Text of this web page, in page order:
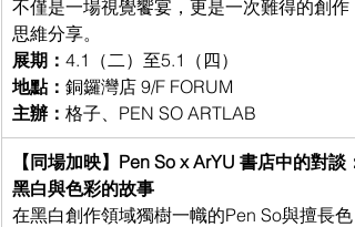
不僅是一場視覺饗宴，更是一次難得的創作
思維分享。
展期： 4.1（二）至5.1（四）
地點： 銅鑼灣店 9/F FORUM
主辦： 格子、PEN SO ARTLAB
【同場加映】Pen So x ArYU 書店中的對談：
黑白與色彩的故事
在黑白創作領域獨樹一幟的Pen So與擅長色